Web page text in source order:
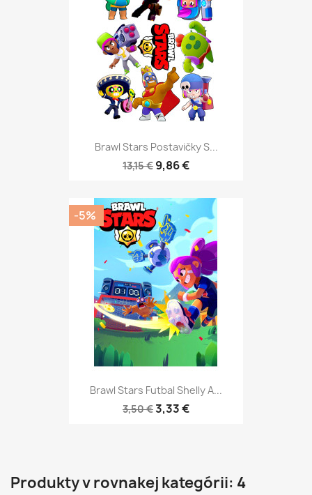
Brawl Stars Postavičky S...
13,15 € 9,86 €
Brawl Stars Futbal Shelly A...
3,50 €3,33 €
-5%
Produkty v rovnakej kategórii: 4